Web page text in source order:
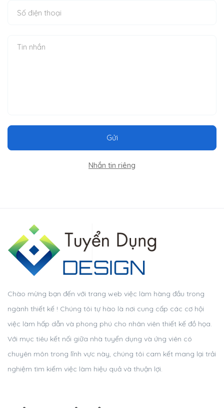
Gửi
Nhắn tin riêng
Chào mừng bạn đến với trang web việc làm hàng đầu trong
ngành thiết kế ! Chúng tôi tự hào là nơi cung cấp các cơ hội
việc làm hấp dẫn và phong phú cho nhân viên thiết kế đồ họa.
Với mục tiêu kết nối giữa nhà tuyển dụng và ứng viên có
chuyên môn trong lĩnh vực này, chúng tôi cam kết mang lại trải
nghiệm tìm kiếm việc làm hiệu quả và thuận lợi.